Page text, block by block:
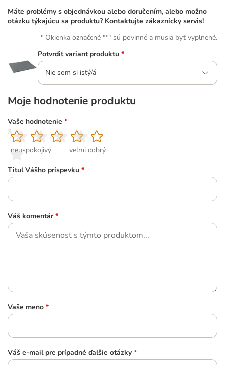
Máte problémy s objednávkou alebo doručením, alebo možno
otázku týkajúcu sa produktu? Kontaktujte zákaznícky servis!
Okienka označené "*" sú povinné a musia byť vyplnené.
Potvrdiť variant produktu *
Nie som si istý/á
Moje hodnotenie produktu
Vaše hodnotenie *
1
neuspokojivý
2
3
4
5
veľmi dobrý
Titul Vášho príspevku *
Váš komentár *
Vaše meno *
Váš e-mail pre prípadné ďalšie otázky *